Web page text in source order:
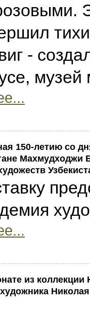
-
музей
150-летию со
Махмудходжи
из коллекции